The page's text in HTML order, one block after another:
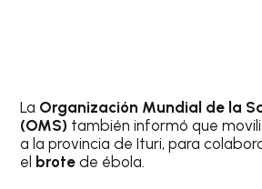
La Organización Mundial de la
(OMS) también informó que
a la provincia de Ituri, para
el brote de ébola.